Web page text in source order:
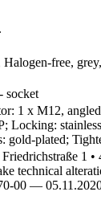
free,
socket
1 x M12,
Locking:
gold-plated;
1
technical
00 —